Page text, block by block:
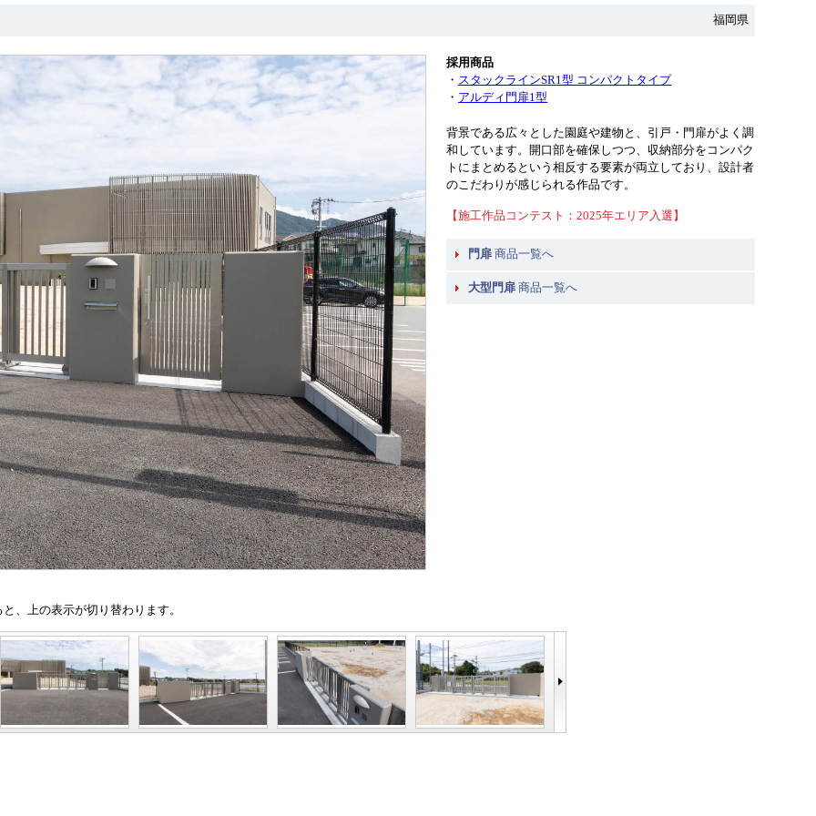
福岡県
採用商品
・ スタックラインSR1型 コンパクトタイプ
・ アルディ門扉1型
背景である広々とした園庭や建物と、引戸・門扉がよく調
和しています。開口部を確保しつつ、収納部分をコンパク
トにまとめるという相反する要素が両立しており、設計者
のこだわりが感じられる作品です。
【施工作品コンテスト：2025年エリア入選】
門扉 商品一覧へ
大型門扉 商品一覧へ
上の表示が切り替わります。